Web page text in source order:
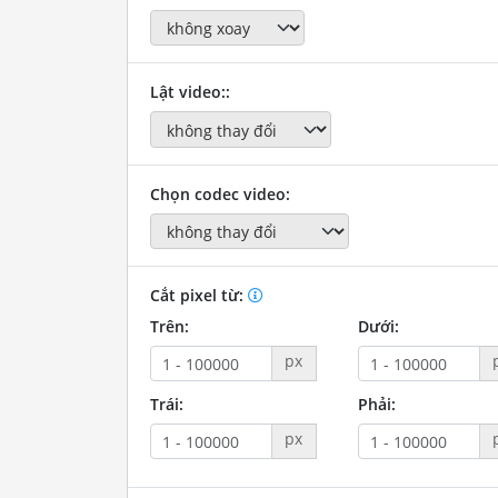
Lật video::
Chọn codec video:
Cắt pixel từ:
Trên:
px
Dưới:
Trái:
px
Phải: